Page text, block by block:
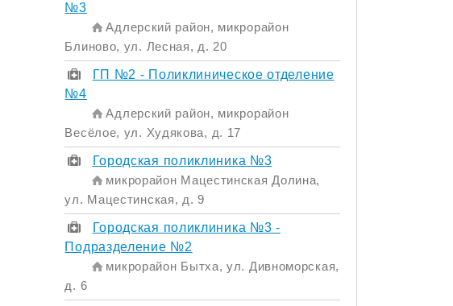
№3
Адлерский район, микрорайон
Блиново, ул. Лесная, д. 20
ГП №2 - Поликлиническое отделение
№4
Адлерский район, микрорайон
Весёлое, ул. Худякова, д. 17
Городская поликлиника №3
микрорайон Мацестинская Долина,
ул. Мацестинская, д. 9
Городская поликлиника №3 -
Подразделение №2
микрорайон Бытха, ул. Дивноморская,
д. 6